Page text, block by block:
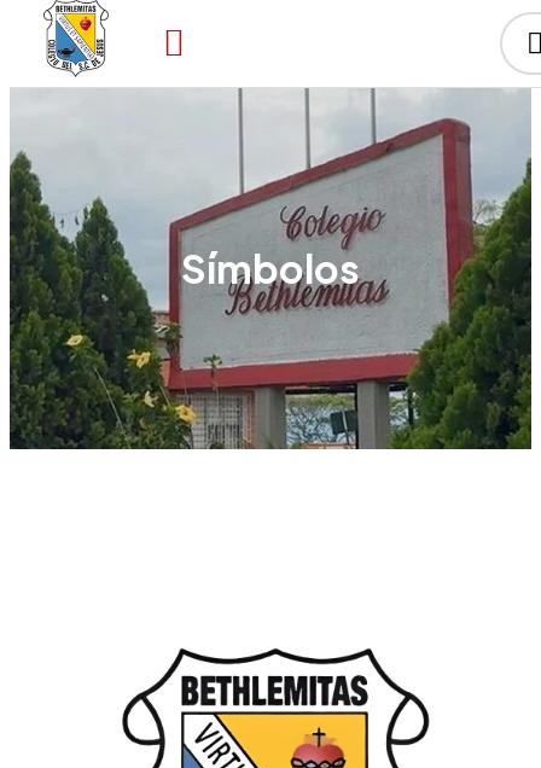
Símbolos